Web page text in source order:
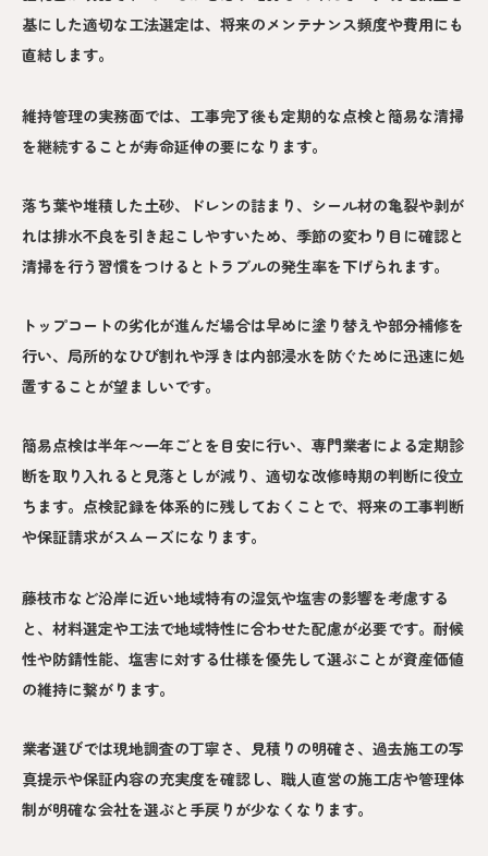
基にした適切な工法選定は、将来のメンテナンス頻度や費用にも
直結します。
維持管理の実務面では、工事完了後も定期的な点検と簡易な清掃
を継続することが寿命延伸の要になります。
落ち葉や堆積した土砂、ドレンの詰まり、シール材の亀裂や剥が
れは排水不良を引き起こしやすいため、季節の変わり目に確認と
清掃を行う習慣をつけるとトラブルの発生率を下げられます。
トップコートの劣化が進んだ場合は早めに塗り替えや部分補修を
行い、局所的なひび割れや浮きは内部浸水を防ぐために迅速に処
置することが望ましいです。
簡易点検は半年〜一年ごとを目安に行い、専門業者による定期診
断を取り入れると見落としが減り、適切な改修時期の判断に役立
ちます。点検記録を体系的に残しておくことで、将来の工事判断
や保証請求がスムーズになります。
藤枝市など沿岸に近い地域特有の湿気や塩害の影響を考慮する
と、材料選定や工法で地域特性に合わせた配慮が必要です。耐候
性や防錆性能、塩害に対する仕様を優先して選ぶことが資産価値
の維持に繋がります。
業者選びでは現地調査の丁寧さ、見積りの明確さ、過去施工の写
真提示や保証内容の充実度を確認し、職人直営の施工店や管理体
制が明確な会社を選ぶと手戻りが少なくなります。